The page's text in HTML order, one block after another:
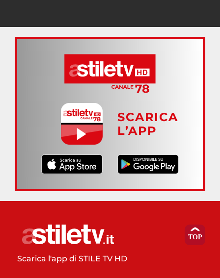
SCARICA
L’APP
Scarica l'app di STILE TV HD